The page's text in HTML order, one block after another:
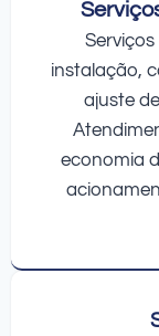
instalação,
ajuste
economia